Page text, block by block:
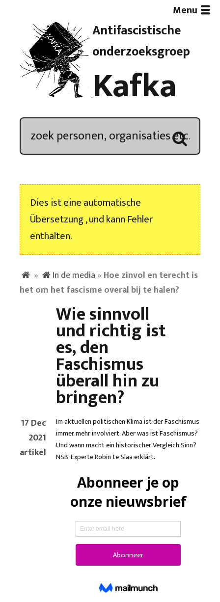
Antifascistische
onderzoeksgroep
Kafka
Menu
Artikelen
Demonstratieoverzicht
Kroniek
Nieuwsbrief
Dies ist eine automatische
Übersetzung , und kann Fehler
enthalten.
» In de media » Hoe zinvol en terecht is
het om het fascisme overal bij te halen?
Wie sinnvoll
und richtig ist
es, den
Faschismus
überall hin zu
bringen?
17 Dec
2021
artikel
Im aktuellen politischen Klima ist der Faschismus
immer mehr involviert. Aber was ist Faschismus?
Und wann macht ein historischer Vergleich Sinn?
NSB-Experte Robin te Slaa erklärt.